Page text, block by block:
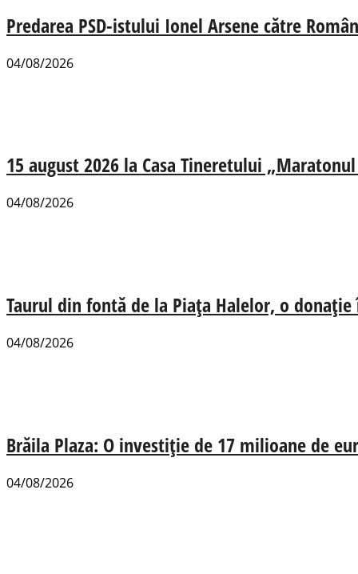
Predarea PSD-istului Ionel Arsene către
04/08/2026
15 august 2026 la Casa Tineretului
04/08/2026
Taurul din fontă de la Piața Halelor, o
04/08/2026
Brăila Plaza: O investiție de 17 milioane de
04/08/2026